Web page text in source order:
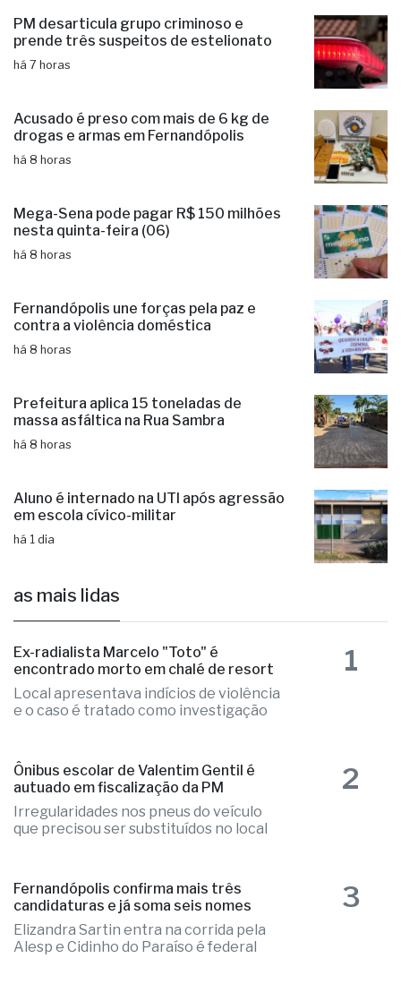
PM desarticula grupo criminoso e
prende três suspeitos de estelionato
há 7 horas
Acusado é preso com mais de 6 kg de
drogas e armas em Fernandópolis
há 8 horas
Mega-Sena pode pagar R$ 150 milhões
nesta quinta-feira (06)
há 8 horas
Fernandópolis une forças pela paz e
contra a violência doméstica
há 8 horas
Prefeitura aplica 15 toneladas de
massa asfáltica na Rua Sambra
há 8 horas
Aluno é internado na UTI após agressão
em escola cívico-militar
há 1 dia
as mais lidas
Ex-radialista Marcelo "Toto" é
encontrado morto em chalé de resort
Local apresentava indícios de violência
e o caso é tratado como investigação
1
Ônibus escolar de Valentim Gentil é
autuado em fiscalização da PM
Irregularidades nos pneus do veículo
que precisou ser substituídos no local
2
Fernandópolis confirma mais três
candidaturas e já soma seis nomes
Elizandra Sartin entra na corrida pela
Alesp e Cidinho do Paraíso é federal
3